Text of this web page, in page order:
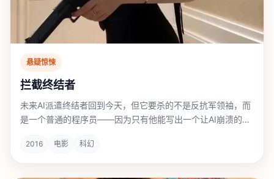
悬疑惊悚
拦截终结者
未来AI派遣终结者回到今天，但它要杀的不是反抗军领袖，而
是一个普通的程序员——因为只有他能写出一个让AI崩溃的
2016 电影 科幻